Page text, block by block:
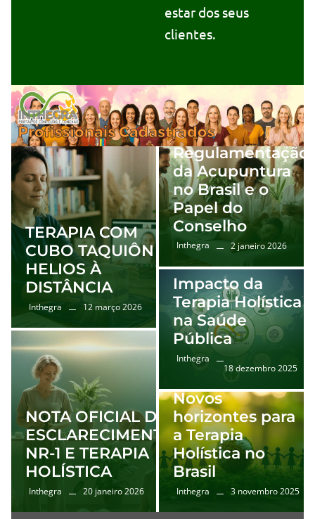
estar dos seus
clientes.
TERAPIA COM
CUBO TAQUIÔN
HELIOS À
DISTÂNCIA
Inthegra 12 março 2026
NOTA OFICIAL DE
ESCLARECIMENTO
NR-1 E TERAPIA
HOLÍSTICA
Inthegra 20 janeiro 2026
Regulamentação
da Acupuntura
no Brasil e o
Papel do
Conselho
Inthegra 2 janeiro 2026
Impacto da
Terapia Holística
na Saúde
Pública
Inthegra
18 dezembro 2025
Novos
horizontes para
a Terapia
Holística no
Brasil
Inthegra 3 novembro 2025